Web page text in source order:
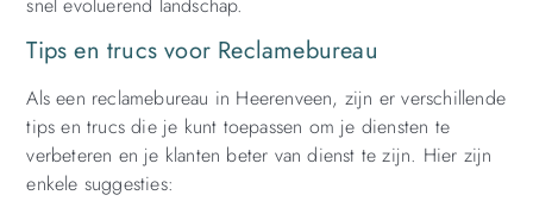
Tips en trucs voor Reclamebureau
Als een reclamebureau in Heerenveen, zijn er verschillende
tips en trucs die je kunt toepassen om je diensten te
verbeteren en je klanten beter van dienst te zijn. Hier zijn
enkele suggesties: